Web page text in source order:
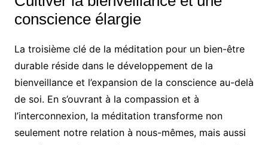
conscience élargie
La troisième clé de la méditation pour un bien-être
durable réside dans le développement de la
bienveillance et l’expansion de la conscience au-delà
de soi. En s’ouvrant à la compassion et à
l’interconnexion, la méditation transforme non
seulement notre relation à nous-mêmes, mais aussi